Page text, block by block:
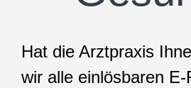
Hat die Arztpraxis
wir alle einlösbaren